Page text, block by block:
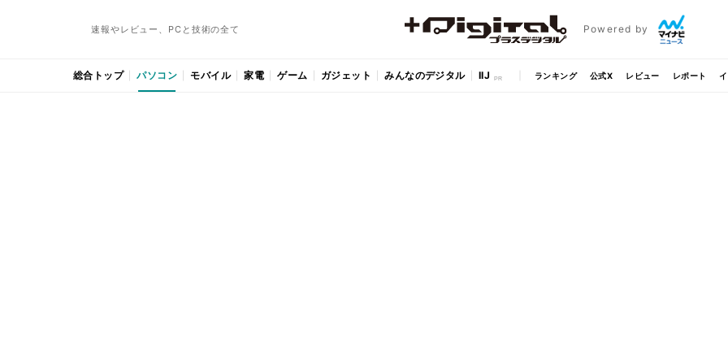
速報やレビュー、PCと技術の全て Powered by
総合トップ パソコン モバイル 家電 ゲーム ガジェット みんなのデジタル IIJ ランキング 公式X レビュー レポート